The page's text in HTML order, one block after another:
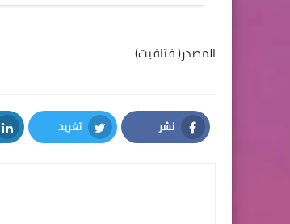
المصدر( فتافيت)
نشر
Facebook
تغريد
Twitter